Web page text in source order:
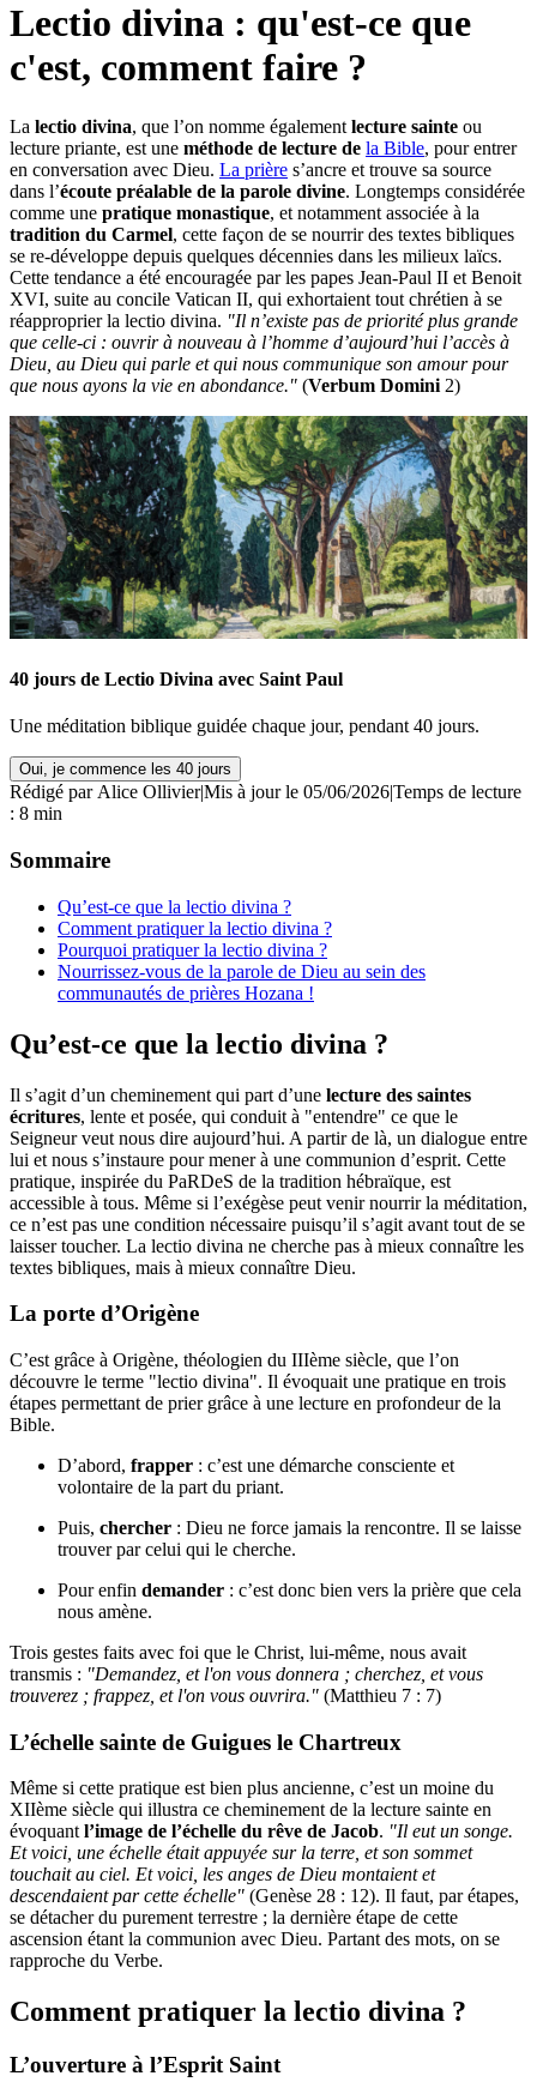
Lectio divina : qu'est-ce que
c'est, comment faire ?
La lectio divina, que l’on nomme également lecture sainte ou
lecture priante, est une méthode de lecture de la Bible, pour entrer
en conversation avec Dieu. La prière s’ancre et trouve sa source
dans l’écoute préalable de la parole divine. Longtemps considérée
comme une pratique monastique, et notamment associée à la
tradition du Carmel, cette façon de se nourrir des textes bibliques
se re-développe depuis quelques décennies dans les milieux laïcs.
Cette tendance a été encouragée par les papes Jean-Paul II et Benoit
XVI, suite au concile Vatican II, qui exhortaient tout chrétien à se
réapproprier la lectio divina. "Il n’existe pas de priorité plus grande
que celle-ci : ouvrir à nouveau à l’homme d’aujourd’hui l’accès à
Dieu, au Dieu qui parle et qui nous communique son amour pour
que nous ayons la vie en abondance." (Verbum Domini 2)
40 jours de Lectio Divina avec Saint Paul
Une méditation biblique guidée chaque jour, pendant 40 jours.
Oui, je commence les 40 jours
Rédigé par Alice Ollivier|Mis à jour le 05/06/2026|Temps de lecture
: 8 min
Sommaire
Qu’est-ce que la lectio divina ?
Comment pratiquer la lectio divina ?
Pourquoi pratiquer la lectio divina ?
Nourrissez-vous de la parole de Dieu au sein des
communautés de prières Hozana !
Qu’est-ce que la lectio divina ?
Il s’agit d’un cheminement qui part d’une lecture des saintes
écritures, lente et posée, qui conduit à "entendre" ce que le
Seigneur veut nous dire aujourd’hui. A partir de là, un dialogue entre
lui et nous s’instaure pour mener à une communion d’esprit. Cette
pratique, inspirée du PaRDeS de la tradition hébraïque, est
accessible à tous. Même si l’exégèse peut venir nourrir la méditation,
ce n’est pas une condition nécessaire puisqu’il s’agit avant tout de se
laisser toucher. La lectio divina ne cherche pas à mieux connaître les
textes bibliques, mais à mieux connaître Dieu.
La porte d’Origène
C’est grâce à Origène, théologien du IIIème siècle, que l’on
découvre le terme "lectio divina". Il évoquait une pratique en trois
étapes permettant de prier grâce à une lecture en profondeur de la
Bible.
D’abord, frapper : c’est une démarche consciente et
volontaire de la part du priant.
Puis, chercher : Dieu ne force jamais la rencontre. Il se laisse
trouver par celui qui le cherche.
Pour enfin demander : c’est donc bien vers la prière que cela
nous amène.
Trois gestes faits avec foi que le Christ, lui-même, nous avait
transmis : "Demandez, et l'on vous donnera ; cherchez, et vous
trouverez ; frappez, et l'on vous ouvrira." (Matthieu 7 : 7)
L’échelle sainte de Guigues le Chartreux
Même si cette pratique est bien plus ancienne, c’est un moine du
XIIème siècle qui illustra ce cheminement de la lecture sainte en
évoquantl’image de l’échelle du rêve de Jacob. "Il eut un songe.
Et voici, une échelle était appuyée sur la terre, et son sommet
touchait au ciel. Et voici, les anges de Dieu montaient et
descendaient par cette échelle" (Genèse 28 : 12). Il faut, par étapes,
se détacher du purement terrestre ; la dernière étape de cette
ascension étant la communion avec Dieu. Partant des mots, on se
rapproche du Verbe.
Comment pratiquer la lectio divina ?
L’ouverture à l’Esprit Saint